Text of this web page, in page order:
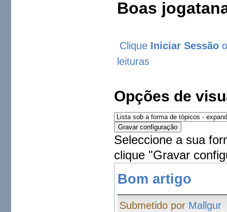
Boas
Clique Iniciar Sessão
leituras
Opções de
Seleccione a sua
clique "Gravar
Bom artigo
Submetido por Mallgur